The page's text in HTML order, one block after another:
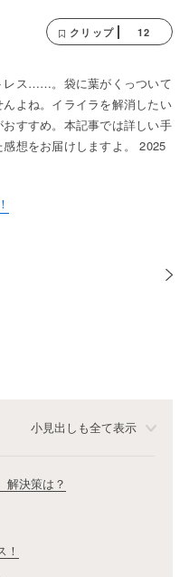
クリップ 12
レス……。袋に葉がくっついて
よね。イライラを解消したい
すすめ。本記事では詳しい手
想をお届けしますよ。 2025
小見出しも全て表示
解決策は？
！